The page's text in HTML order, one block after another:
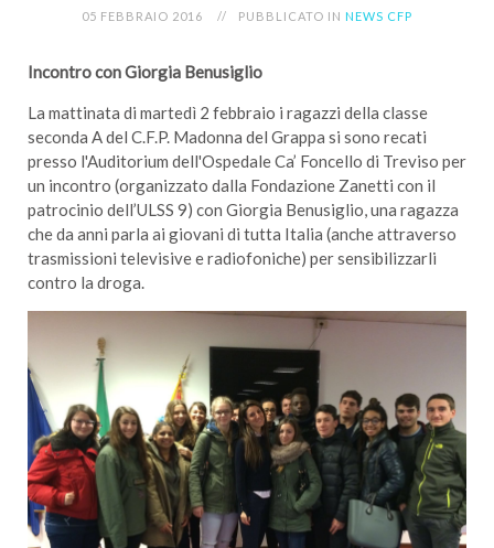
05 FEBBRAIO 2016 PUBBLICATO IN NEWS CFP
Incontro con Giorgia Benusiglio
La mattinata di martedì 2 febbraio i ragazzi della classe
seconda A del C.F.P. Madonna del Grappa si sono recati
presso l'Auditorium dell'Ospedale Ca’ Foncello di Treviso per
un incontro (organizzato dalla Fondazione Zanetti con il
patrocinio dell’ULSS 9) con Giorgia Benusiglio, una ragazza
che da anni parla ai giovani di tutta Italia (anche attraverso
trasmissioni televisive e radiofoniche) per sensibilizzarli
contro la droga.